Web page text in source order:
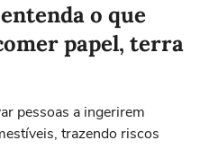
o que
papel, terra
pessoas a ingerirem
trazendo riscos